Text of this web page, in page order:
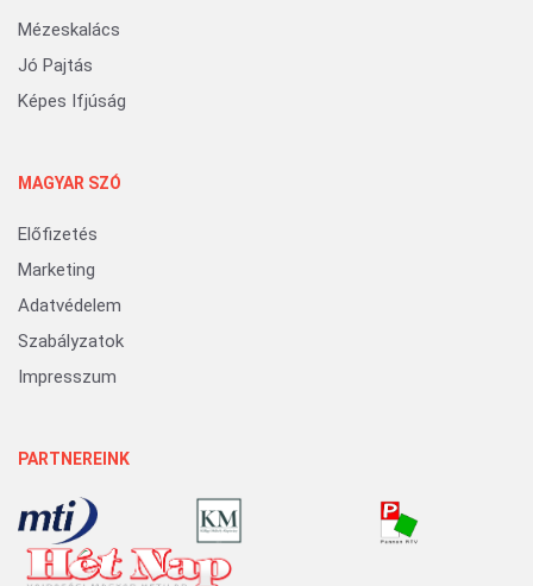
Mézeskalács
Jó Pajtás
Képes Ifjúság
MAGYAR SZÓ
Előfizetés
Marketing
Adatvédelem
Szabályzatok
Impresszum
PARTNEREINK